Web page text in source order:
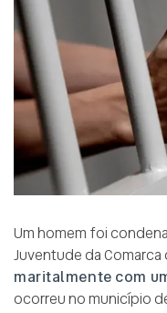
Um homem foi
Juventude da
maritalmente com
ocorreu no município